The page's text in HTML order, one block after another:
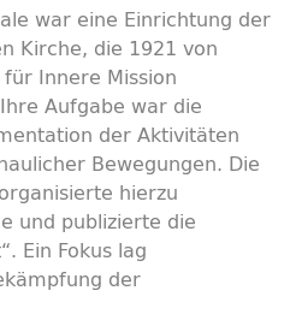
war eine Einrichtung der
Kirche, die 1921 von
Innere Mission
Aufgabe war die
der Aktivitäten
Bewegungen. Die
hierzu
und publizierte die
Ein Fokus lag
der